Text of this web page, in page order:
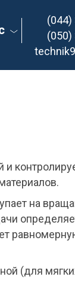
(044)
(050)
и
на
(для